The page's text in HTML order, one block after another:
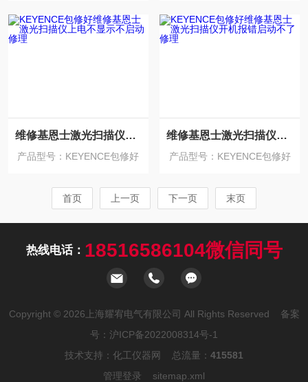
维修基恩士激光扫描仪上电不显示不启动修理
产品型号：KEYENCE包修好
维修基恩士激光扫描仪开机报错启动不了修理
产品型号：KEYENCE包修好
首页 上一页 下一页 末页
热线电话： 18516586104微信同号
Copyright © 2026上海耀宥电气有限公司 All Rights Reserved 备案
号： 沪ICP备2022008314号-1
技术支持： 化工仪器网 总流量： 415581
管理登录
sitemap.xml